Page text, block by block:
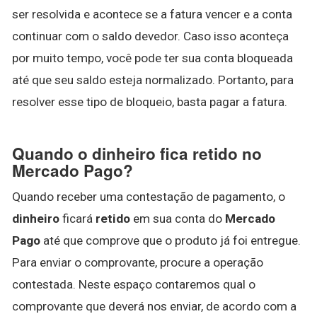
ser resolvida e acontece se a fatura vencer e a conta
continuar com o saldo devedor. Caso isso aconteça
por muito tempo, você pode ter sua conta bloqueada
até que seu saldo esteja normalizado. Portanto, para
resolver esse tipo de bloqueio, basta pagar a fatura.
Quando o dinheiro fica retido no
Mercado Pago?
Quando receber uma contestação de pagamento, o
dinheiro ficará retido em sua conta do Mercado
Pago até que comprove que o produto já foi entregue.
Para enviar o comprovante, procure a operação
contestada. Neste espaço contaremos qual o
comprovante que deverá nos enviar, de acordo com a